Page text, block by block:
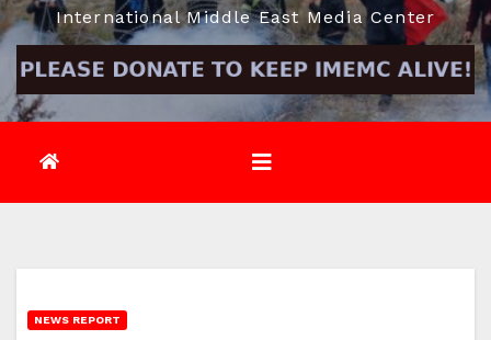
International Middle East Media Center
NEWS REPORT